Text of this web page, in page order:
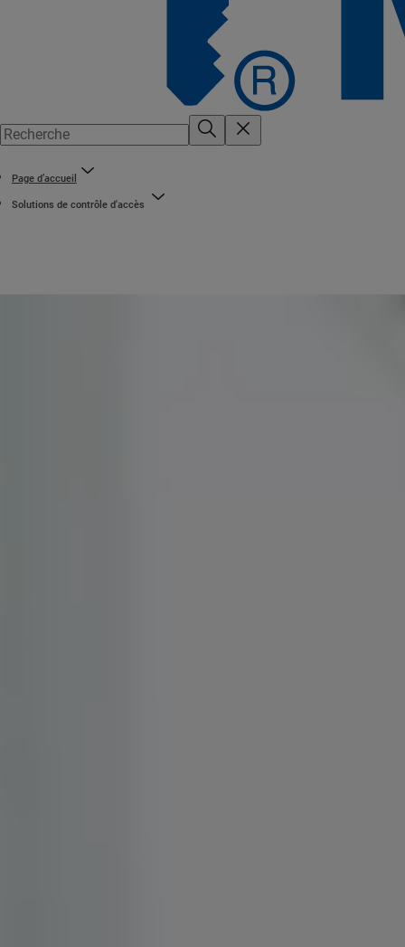
Page d’accueil
Solutions de contrôle d'accès